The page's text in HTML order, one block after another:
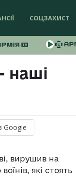
СОЦЗАХИСТ
наші
Google
вирушив на
які стоять